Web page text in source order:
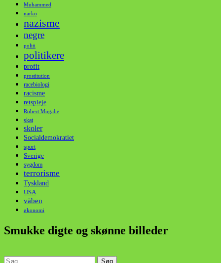
Muhammed
narko
nazisme
negre
politi
politikere
profit
prostitution
racebiologi
racisme
retspleje
Robert Mugabe
skat
skoler
Socialdemokratiet
sport
Sverige
sygdom
terrorisme
Tyskland
USA
våben
økonomi
Smukke digte og skønne billeder
Søg